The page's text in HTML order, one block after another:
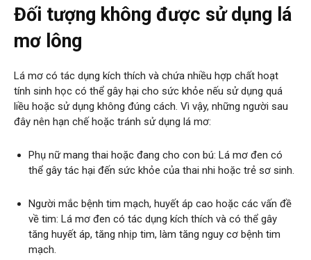
Đối tượng không được sử dụng lá
mơ lông
Lá mơ có tác dụng kích thích và chứa nhiều hợp chất hoạt
tính sinh học có thể gây hại cho sức khỏe nếu sử dụng quá
liều hoặc sử dụng không đúng cách. Vì vậy, những người sau
đây nên hạn chế hoặc tránh sử dụng lá mơ:
Phụ nữ mang thai hoặc đang cho con bú: Lá mơ đen có
thể gây tác hại đến sức khỏe của thai nhi hoặc trẻ sơ sinh.
Người mắc bệnh tim mạch, huyết áp cao hoặc các vấn đề
về tim: Lá mơ đen có tác dụng kích thích và có thể gây
tăng huyết áp, tăng nhịp tim, làm tăng nguy cơ bệnh tim
mạch.